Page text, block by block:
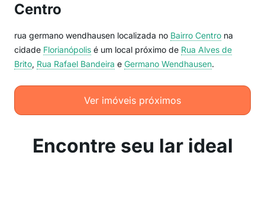
Centro
rua germano wendhausen localizada no Bairro Centro na
cidade Florianópolis é um local próximo de Rua Alves de
Brito, Rua Rafael Bandeira e Germano Wendhausen.
Ver imóveis próximos
Encontre seu lar ideal